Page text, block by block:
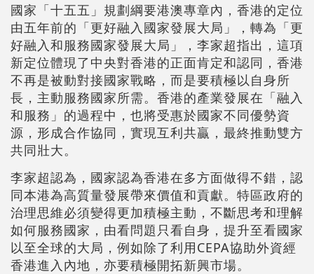
國家「十五五」規劃綱要港澳專章內，香港的定位
由五年前的「更好融入國家發展大局」，轉為「更
好融入和服務國家發展大局」，李家超指出，這項
新定位體現了中央對香港的正面肯定和認同，香港
不再是被動對接國家戰略，而是要積極以自身所
長，主動服務國家所需。香港的產業發展在「融入
和服務」的過程中，也將受惠於國家不同優勢資
源，形成合作協同，實現互利共贏，最終推動雙方
共同壯大。
李家超認為，國家認為香港在多方面做得不錯，認
同本港為高質量發展帶來價值和貢獻。特區政府的
治理思維必須變得更加積極主動，不斷思考和理解
如何服務國家，由看問題只看自身，提升至看國家
以至全球的大局，例如除了利用CEPA協助外資經
香港進入內地，亦要積極開拓新興市場。